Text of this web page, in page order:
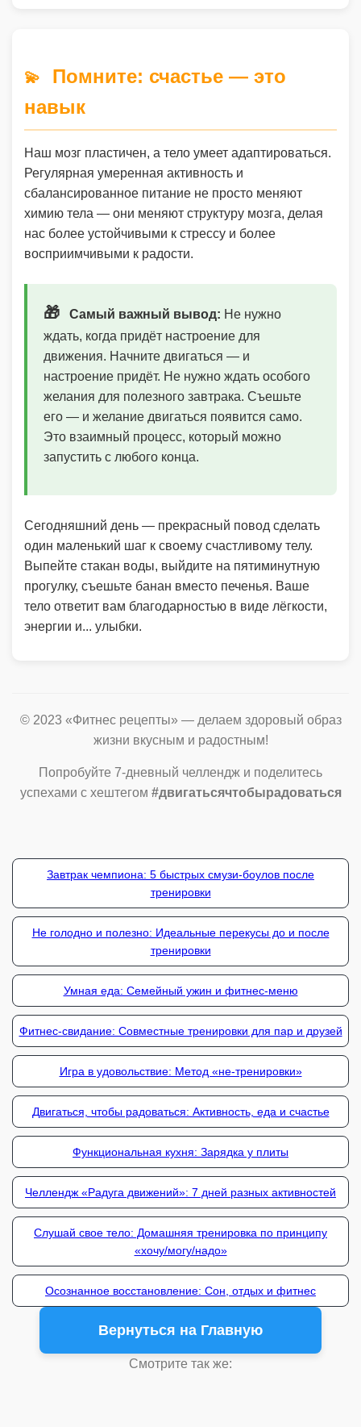
💫
Помните: счастье — это
навык
Наш мозг пластичен, а тело умеет адаптироваться.
Регулярная умеренная активность и
сбалансированное питание не просто меняют
химию тела — они меняют структуру мозга, делая
нас более устойчивыми к стрессу и более
восприимчивыми к радости.
🎁 Самый важный вывод: Не нужно
ждать, когда придёт настроение для
движения. Начните двигаться — и
настроение придёт. Не нужно ждать особого
желания для полезного завтрака. Съешьте
его — и желание двигаться появится само.
Это взаимный процесс, который можно
запустить с любого конца.
Сегодняшний день — прекрасный повод сделать
один маленький шаг к своему счастливому телу.
Выпейте стакан воды, выйдите на пятиминутную
прогулку, съешьте банан вместо печенья. Ваше
тело ответит вам благодарностью в виде лёгкости,
энергии и... улыбки.
© 2023 «Фитнес рецепты» — делаем здоровый образ
жизни вкусным и радостным!
Попробуйте 7-дневный челлендж и поделитесь
успехами с хештегом #двигатьсячтобырадоваться
Завтрак чемпиона: 5 быстрых смузи-боулов после
тренировки
Не голодно и полезно: Идеальные перекусы до и после
тренировки
Умная еда: Семейный ужин и фитнес-меню
Фитнес-свидание: Совместные тренировки для пар и друзей
Игра в удовольствие: Метод «не-тренировки»
Двигаться, чтобы радоваться: Активность, еда и счастье
Функциональная кухня: Зарядка у плиты
Челлендж «Радуга движений»: 7 дней разных активностей
Слушай свое тело: Домашняя тренировка по принципу
«хочу/могу/надо»
Осознанное восстановление: Сон, отдых и фитнес
Вернуться на Главную
Смотрите так же: